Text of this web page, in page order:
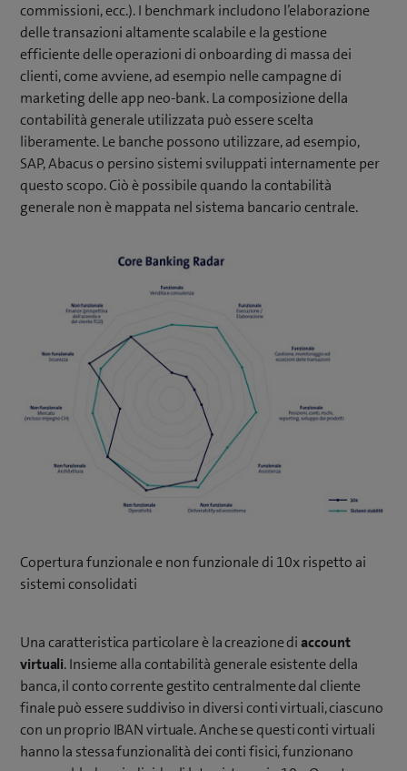
commissioni, ecc.). I benchmark includono l’elaborazione
delle transazioni altamente scalabile e la gestione
efficiente delle operazioni di onboarding di massa dei
clienti, come avviene, ad esempio nelle campagne di
marketing delle app neo-bank. La composizione della
contabilità generale utilizzata può essere scelta
liberamente. Le banche possono utilizzare, ad esempio,
SAP, Abacus o persino sistemi sviluppati internamente per
questo scopo. Ciò è possibile quando la contabilità
generale non è mappata nel sistema bancario centrale.
Copertura funzionale e non funzionale di 10x rispetto ai
sistemi consolidati
Una caratteristica particolare è la creazione diaccount
virtuali. Insieme alla contabilità generale esistente della
banca, il conto corrente gestito centralmente dal cliente
finale può essere suddiviso in diversi conti virtuali, ciascuno
con un proprio IBAN virtuale. Anche se questi conti virtuali
hanno la stessa funzionalità dei conti fisici, funzionano